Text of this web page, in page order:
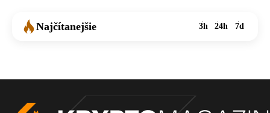
Najčítanejšie 3h 24h 7d